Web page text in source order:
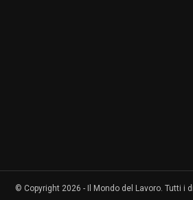
© Copyright 2026 - Il Mondo del Lavoro. Tutti i